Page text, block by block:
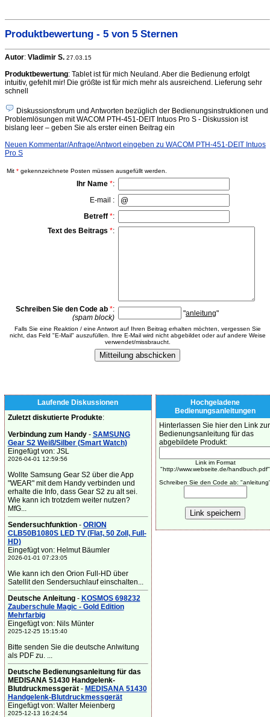
Produktbewertung - 5 von 5 Sternen
Autor: Vladimir S. 27.03.15
Produktbewertung: Tablet ist für mich Neuland. Aber die Bedienung erfolgt
intuitiv, gefehlt mir! Die größte ist für mich mehr als ausreichend. Lieferung sehr
schnell
Diskussionsforum und Antworten bezüglich der Bedienungsinstruktionen und
Problemlösungen mit WACOM PTH-451-DEIT Intuos Pro S - Diskussion ist
bislang leer – geben Sie als erster einen Beitrag ein
Neuen Kommentar/Anfrage/Antwort eingeben zu WACOM PTH-451-DEIT Intuos
Pro S
Mit * gekennzeichnete Posten müssen ausgefüllt werden.
Ihr Name *:
E-mail :
Betreff *:
Text des Beitrags *:
Schreiben Sie den Code ab *:
(spam block)
"anleitung"
Falls Sie eine Reaktion / eine Antwort auf Ihren Beitrag erhalten möchten, vergessen Sie
nicht, das Feld "E-Mail" auszufüllen. Ihre E-Mail wird nicht abgebildet oder auf andere Weise
verwendet/missbraucht.
Laufende Diskussionen
Zuletzt diskutierte Produkte:
Verbindung zum Handy- SAMSUNG
Gear S2 Weiß/Silber (Smart Watch)
Eingefügt von: JSL
2026-04-01 12:59:56
Wollte Samsung Gear S2 über die App
"WEAR" mit dem Handy verbinden und
erhalte die Info, dass Gear S2 zu alt sei.
Wie kann ich trotzdem weiter nutzen?
MfG...
Sendersuchfunktion- ORION
CLB50B1080S LED TV (Flat, 50 Zoll, Full-
HD)
Eingefügt von: Helmut Bäumler
2026-01-01 07:23:05
Wie kann ich den Orion Full-HD über
Satellit den Sendersuchlauf einschalten...
Deutsche Anleitung- KOSMOS 698232
Zauberschule Magic - Gold Edition
Mehrfarbig
Eingefügt von: Nils Münter
2025-12-25 15:15:40
Bitte senden Sie die deutsche Anlwitung
als PDF zu. ...
Deutsche Bedienungsanleitung für das
MEDISANA 51430 Handgelenk-
Blutdruckmessgerät- MEDISANA 51430
Handgelenk-Blutdruckmessgerät
Eingefügt von: Walter Meienberg
2025-12-13 16:24:54
Hochgeladene
Bedienungsanleitungen
Hinterlassen Sie hier den Link zur
Bedienungsanleitung für das
abgebildete Produkt:
Link im Format
"http://www.webseite.de/handbuch.pdf"
Schreiben Sie den Code ab: